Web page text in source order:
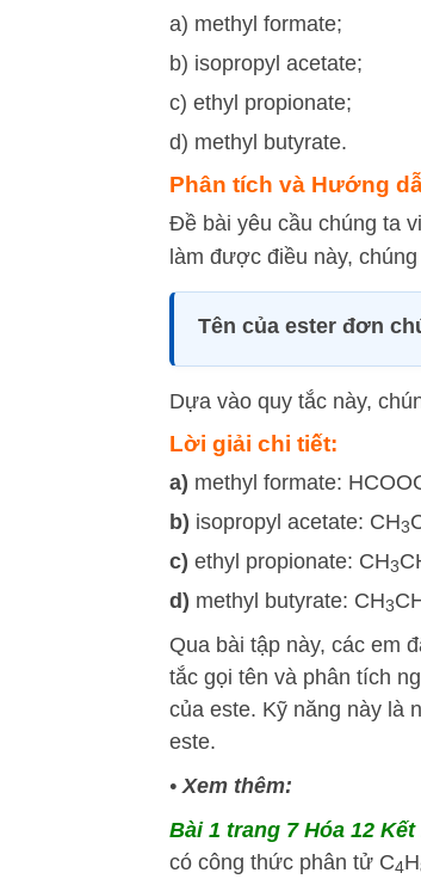
a) methyl formate;
b) isopropyl acetate;
c) ethyl propionate;
d) methyl butyrate.
Phân tích và Hướng
Đề bài yêu cầu chúng ta
làm được điều này,
Tên của ester đơn
Dựa vào quy tắc này,
Lời giải chi tiết:
a) methyl formate:
b) isopropyl acetate: CH3
c) ethyl propionate: CH3
d) methyl butyrate: CH3
Qua bài tập này, các em
tắc gọi tên và phân tích
của este. Kỹ năng này là
este.
•Xem thêm:
Bài 1 trang 7 Hóa 12
có công thức phân tử C4H